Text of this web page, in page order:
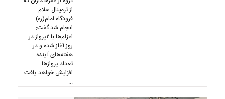
از ترمینال سلام
فرودگاه امام(ره)
انجام شد گفت:
اعزام‌ها با ۲پرواز در
روز آغاز شده و در
هفته‌های آینده
تعداد پروازها
افزایش خواهد یافت
...